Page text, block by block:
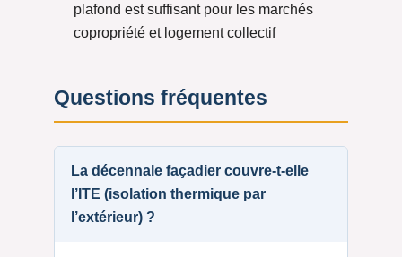
plafond est suffisant pour les marchés
copropriété et logement collectif
Questions fréquentes
La décennale façadier couvre-t-elle
l’ITE (isolation thermique par
l’extérieur) ?